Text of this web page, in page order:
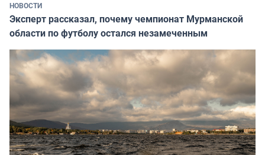
НОВОСТИ
Эксперт рассказал, почему чемпионат Мурманской
области по футболу остался незамеченным